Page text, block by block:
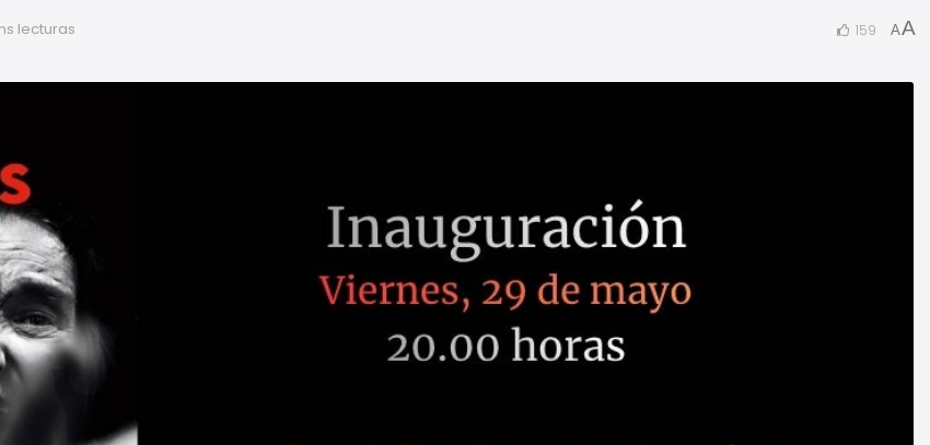
lecturas 159 AA